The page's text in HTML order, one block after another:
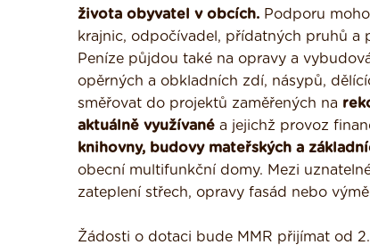
života obyvatel v obcích. Podporu
krajnic, odpočívadel, přídatných pruhů a
Peníze půjdou také na opravy a
opěrných a obkladních zdí, násypů,
směřovat do projektů zaměřených na
aktuálně využívané a jejichž provoz
knihovny, budovy mateřských a
obecní multifunkční domy. Mezi
zateplení střech, opravy fasád nebo
Žádosti o dotaci bude MMR přijímat od